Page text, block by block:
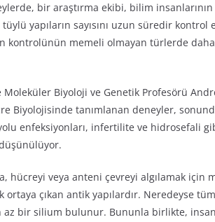
bir araştırma ekibi, bilim
yapıların sayısını uzun süredir kontrol
kontrolünün memeli olmayan türlerde
Moleküler Biyoloji ve Genetik Profesörü
Biyolojisinde tanımlanan deneyler,
enfeksiyonları, infertilite ve hidrosefali
hücreyi veya anteni çevreyi algılamak için
çıkan antik yapılardır. Neredeyse
az bir silium bulunur. Bununla birlikte,